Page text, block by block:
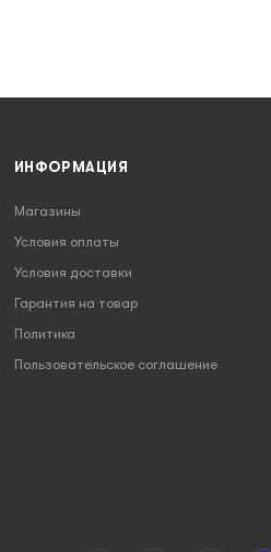
ИНФОРМАЦИЯ
Магазины
Условия оплаты
Условия доставки
Гарантия на товар
Политика
Пользовательское соглашение